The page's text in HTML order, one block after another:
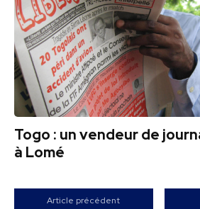
Togo : un vendeur de
à Lomé
Article précédent